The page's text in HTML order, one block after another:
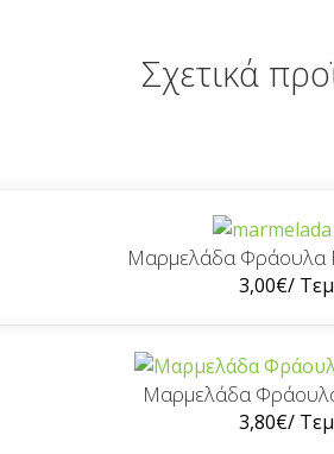
Σχετικά
Μαρμελάδα Φράουλα
3,00€/
Μαρμελάδα
3,80€/